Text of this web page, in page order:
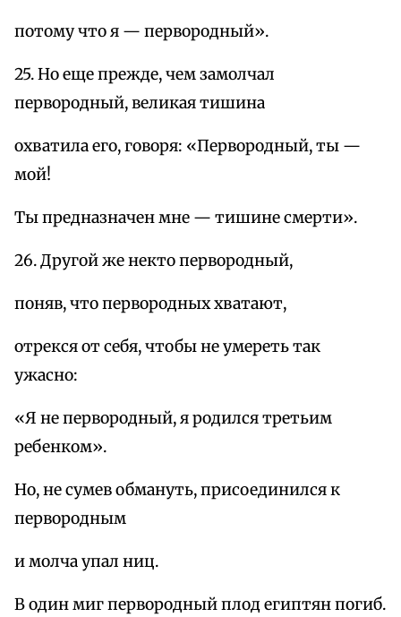
потому что я — первородный».
25. Но еще прежде, чем замолчал
первородный, великая тишина
охватила его, говоря: «Первородный, ты —
мой!
Ты предназначен мне — тишине смерти».
26. Другой же некто первородный,
поняв, что первородных хватают,
отрекся от себя, чтобы не умереть так
ужасно:
«Я не первородный, я родился третьим
ребенком».
Но, не сумев обмануть, присоединился к
первородным
и молча упал ниц.
В один миг первородный плод египтян погиб.